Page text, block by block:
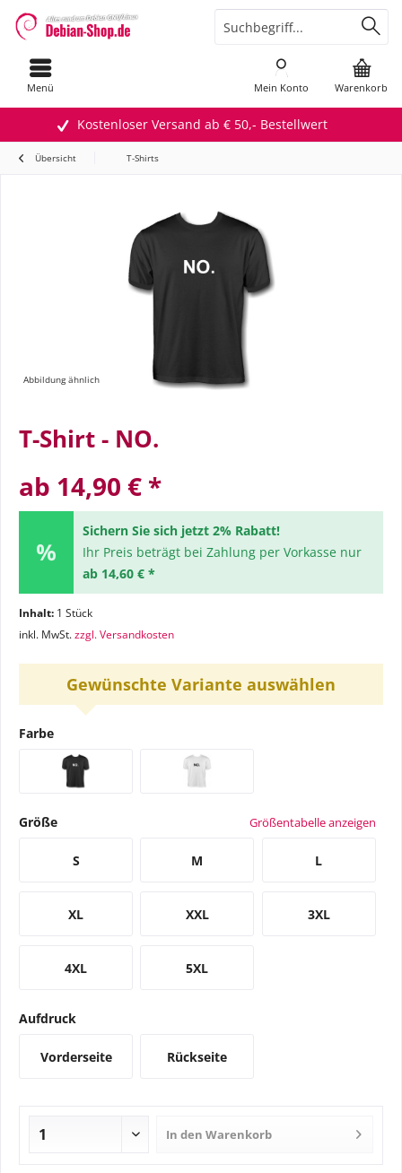
Kostenloser Versand ab € 50,- Bestellwert
Menü Warenkorb
Mein Konto
Übersicht T-Shirts
Abbildung ähnlich
T-Shirt - NO.
ab 14,90 € *
Sichern Sie sich jetzt 2% Rabatt!
Ihr Preis beträgt bei Zahlung per Vorkasse nur
ab 14,60 € *
Inhalt: 1 Stück
inkl. MwSt.zzgl. Versandkosten
Gewünschte Variante auswählen
Farbe
Größe Größentabelle anzeigen
S M L
XL XXL 3XL
4XL 5XL
Aufdruck
Vorderseite Rückseite
In den Warenkorb